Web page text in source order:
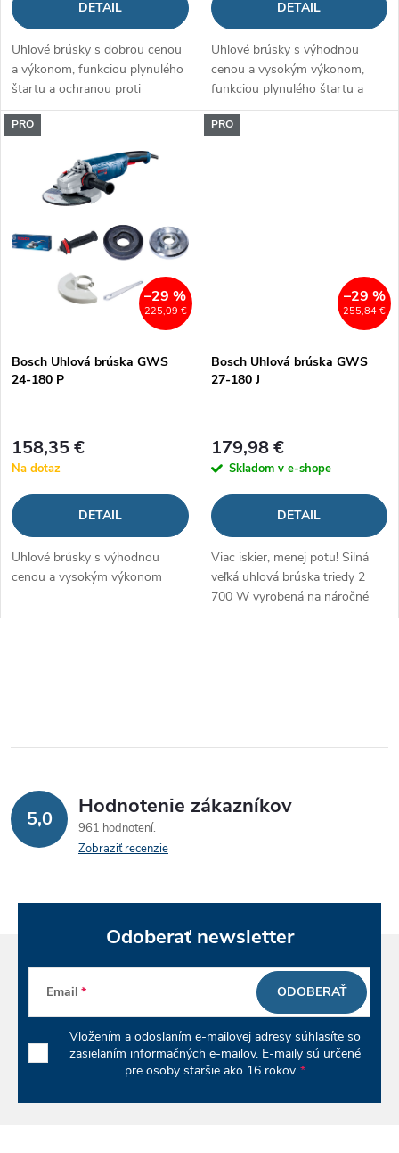
u
k
t
v
u
k
t
DETAIL
Uhlové brúsky s dobrou cenou
a výkonom, funkciou plynulého
štartu a ochranou proti
opätovnému spusteniu
DETAIL
Uhlové brúsky s výhodnou
cenou a vysokým výkonom,
funkciou plynulého štartu a
ochranou proti opätovnému
spusteniu
PRO
225,09 €
–29 %
Bosch Uhlová brúska GWS
24-180 P
158,35 €
Na dotaz
DETAIL
Uhlové brúsky s výhodnou
cenou a vysokým výkonom
PRO
255,84 €
–29 %
Bosch Uhlová brúska GWS
27-180 J
179,98 €
Skladom v e-shope
DETAIL
Viac iskier, menej potu! Silná
veľká uhlová brúska triedy 2
700 W vyrobená na náročné
nasadenie
l
d
a
k
5,0 Hodnotenie zákazníkov
961 hodnotení
Zobraziť recenzie
Odoberať newsletter
Email
Vložením a odoslaním e-mailovej adresy súhlasíte so
zasielaním informačných e-mailov. E-maily sú určené
pre osoby staršie ako 16 rokov.
ODOBERAŤ